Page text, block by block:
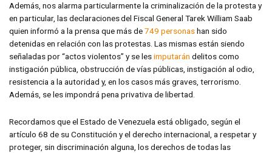
Además, nos alarma particularmente la criminalización de la protesta y
en particular, las declaraciones del Fiscal General Tarek William Saab
quien informó a la prensa que más de749 personashan sido
detenidas en relación con las protestas. Las mismas están siendo
señaladas por “actos violentos” y se lesimputarán delitos como
instigación pública, obstrucción de vías públicas, instigación al odio,
resistencia a la autoridad y, en los casos más graves, terrorismo.
Además, se les impondrá pena privativa de libertad.
Recordamos que el Estado de Venezuela está obligado, según el
artículo 68 de su Constitución y el derecho internacional, a respetar y
proteger, sin discriminación alguna, los derechos de todas las